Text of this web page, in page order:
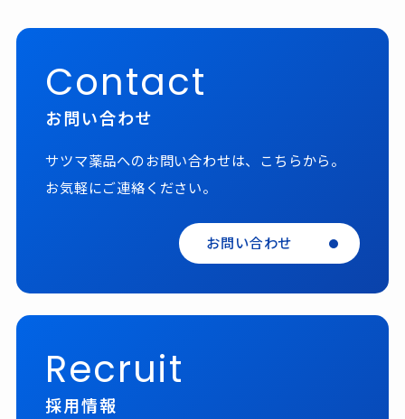
Contact
お問い合わせ
サツマ薬品へのお問い合わせは、こちらから。
お気軽にご連絡ください。
お問い合わせ
Recruit
採用情報